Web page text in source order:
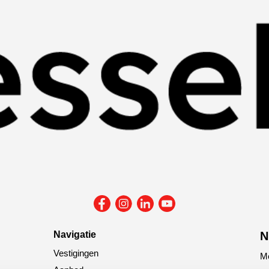
Navigatie
Vestigingen